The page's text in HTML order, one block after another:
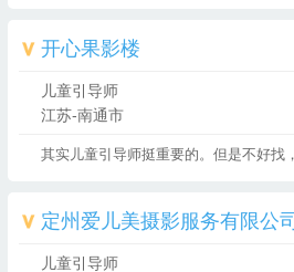
开心果影楼
儿童引导师
江苏-南通市
定州爱儿美摄影服务有限公司
儿童引导师